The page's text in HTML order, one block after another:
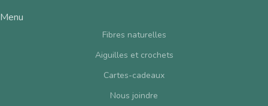
Menu
Fibres naturelles
Aiguilles et crochets
Cartes-cadeaux
Nous joindre